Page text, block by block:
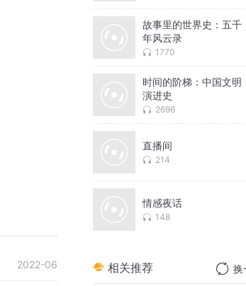
2022-06
故事里的世界史：五千
年风云录
1770
时间的阶梯：中国文明
演进史
2696
直播间
214
情感夜话
148
相关推荐 换